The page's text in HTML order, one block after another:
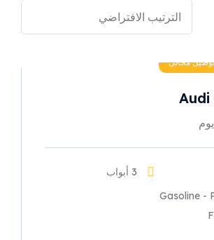
مجاني
Audi
3 أبواب
Gasoline -